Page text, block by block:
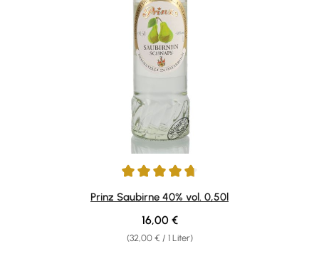
Durchschnittliche Bewertung von 4.63 von 5 Sternen
Prinz Saubirne 40% vol. 0,50l
(32,00 € / 1 Liter)
Regulärer Preis:
16,00 €